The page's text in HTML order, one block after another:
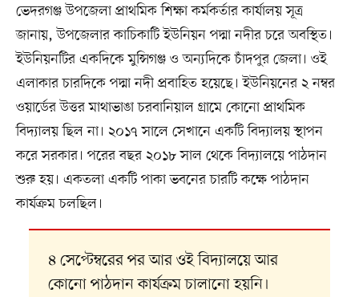
ভেদরগঞ্জ উপজেলা প্রাথমিক শিক্ষা কর্মকর্তার কার্যালয় সূত্র
জানায়, উপজেলার কাচিকাটি ইউনিয়ন পদ্মা নদীর চরে অবস্থিত।
ইউনিয়নটির একদিকে মুন্সিগঞ্জ ও অন্যদিকে চাঁদপুর জেলা। ওই
এলাকার চারদিকে পদ্মা নদী প্রবাহিত হয়েছে। ইউনিয়নের ২ নম্বর
ওয়ার্ডের উত্তর মাথাভাঙা চরবানিয়াল গ্রামে কোনো প্রাথমিক
বিদ্যালয় ছিল না। ২০১৭ সালে সেখানে একটি বিদ্যালয় স্থাপন
করে সরকার। পরের বছর ২০১৮ সাল থেকে বিদ্যালয়ে পাঠদান
শুরু হয়। একতলা একটি পাকা ভবনের চারটি কক্ষে পাঠদান
কার্যক্রম চলছিল।
৪ সেপ্টেম্বরের পর আর ওই বিদ্যালয়ে আর
কোনো পাঠদান কার্যক্রম চালানো হয়নি।